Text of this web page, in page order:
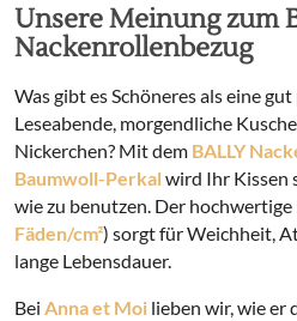
Unsere Meinung zum
Nackenrollenbezug
Was gibt es Schöneres als eine
Leseabende, morgendliche
Nickerchen? Mit dem BALLY
Baumwoll-Perkal wird Ihr Kissen
wie zu benutzen. Der
Fäden/cm²) sorgt für Weichheit,
lange Lebensdauer.
Bei Anna et Moi lieben wir, wie er